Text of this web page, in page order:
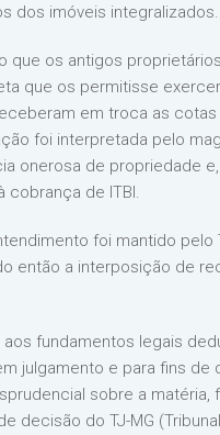
dos imóveis integralizados.
que os antigos
que os permitisse
em troca as cotas
foi interpretada pelo
onerosa de propriedade
cobrança de ITBI.
foi mantido pelo
então a interposição de
fundamentos legais
julgamento e para fins de
sobre a matéria,
decisão do TJ-MG